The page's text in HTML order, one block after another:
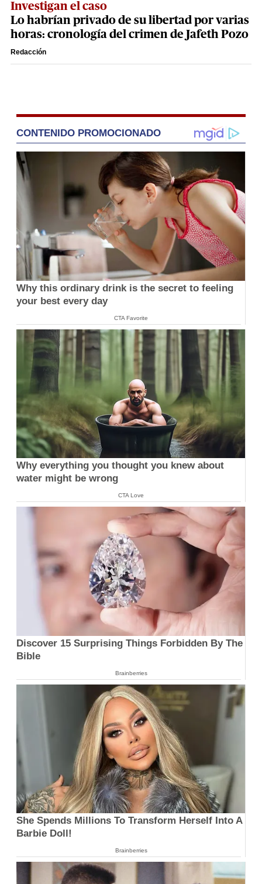
Investigan el caso
Lo habrían privado de su libertad por varias
horas: cronología del crimen de Jafeth Pozo
Redacción
CONTENIDO PROMOCIONADO
Why this ordinary drink is the secret to feeling
your best every day
CTA Favorite
Why everything you thought you knew about
water might be wrong
CTA Love
Discover 15 Surprising Things Forbidden By The
Bible
Brainberries
She Spends Millions To Transform Herself Into A
Barbie Doll!
Brainberries